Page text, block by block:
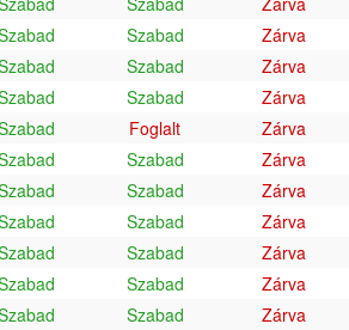
Szabad Zárva
Szabad Zárva
Szabad Zárva
Foglalt Zárva
Szabad Zárva
Szabad Zárva
Szabad Zárva
Szabad Zárva
Szabad Zárva
Szabad Zárva